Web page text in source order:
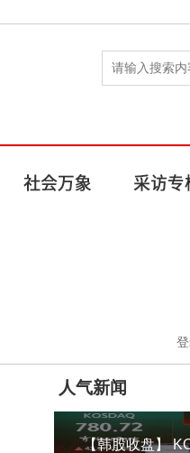
人气新闻
【韩股收盘】